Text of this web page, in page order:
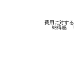
費用に対する
納得感